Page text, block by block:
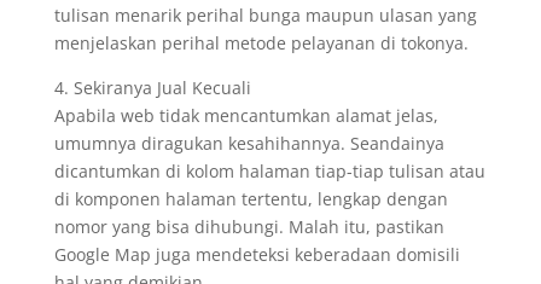
tulisan menarik perihal bunga maupun ulasan yang
menjelaskan perihal metode pelayanan di tokonya.
4. Sekiranya Jual Kecuali
Apabila web tidak mencantumkan alamat jelas,
umumnya diragukan kesahihannya. Seandainya
dicantumkan di kolom halaman tiap-tiap tulisan atau
di komponen halaman tertentu, lengkap dengan
nomor yang bisa dihubungi. Malah itu, pastikan
Google Map juga mendeteksi keberadaan domisili